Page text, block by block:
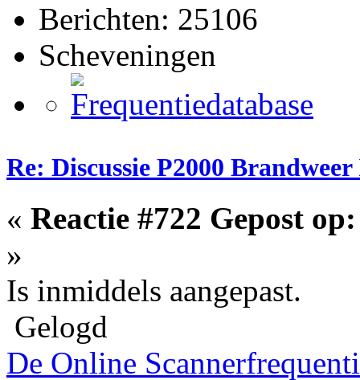
Berichten: 25106
Scheveningen
Re: Discussie P2000
« Reactie #722 Gepost op:
»
Is inmiddels aangepast.
Gelogd
De Online